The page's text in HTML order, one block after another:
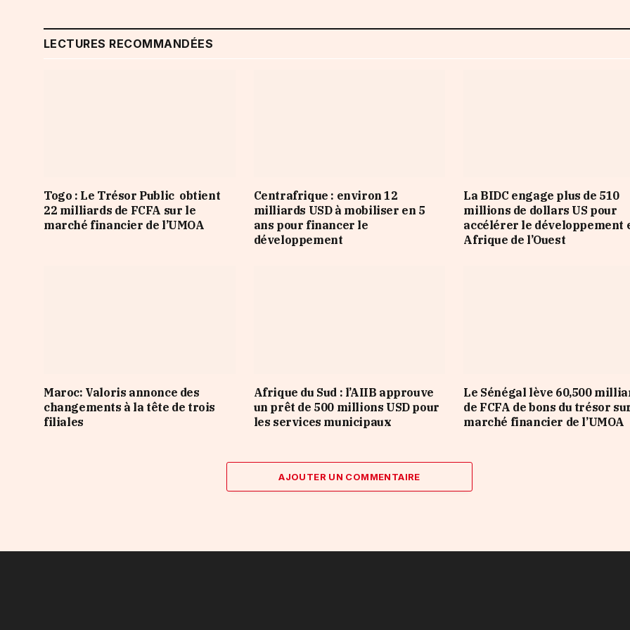
LECTURES RECOMMANDÉES
Togo : Le Trésor Public obtient
22 milliards de FCFA sur le
marché financier de l’UMOA
Centrafrique : environ 12
milliards USD à mobiliser en 5
ans pour financer le
développement
La BIDC engage plus de 510
millions de dollars US pour
accélérer le développement
Afrique de l’Ouest
Maroc: Valoris annonce des
changements à la tête de trois
filiales
Afrique du Sud : l’AIIB approuve
un prêt de 500 millions USD pour
les services municipaux
Le Sénégal lève 60,500
de FCFA de bons du trésor
marché financier de l’UMOA
AJOUTER UN COMMENTAIRE